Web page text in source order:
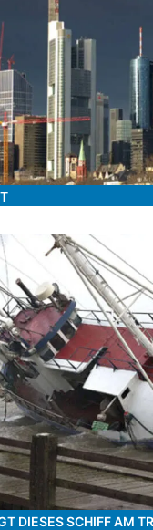
DIESES SCHIFF AM